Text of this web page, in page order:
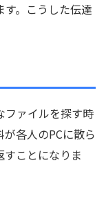
。こうした伝達
ファイルを探す時
各人のPCに散ら
ことになりま